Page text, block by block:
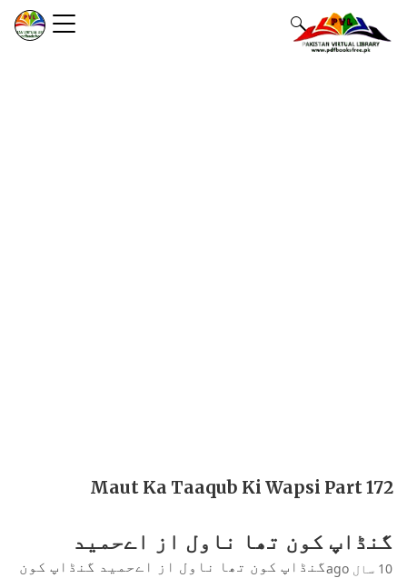
Maut Ka Taaqub Ki Wapsi Part 172
گنڈاپ کون تھا ناول از اےحمید
10 سال ago
گنڈاپ کون تھا ناول از اےحمید گنڈاپ کون